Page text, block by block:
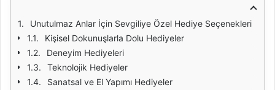
Unutulmaz Anlar İçin Sevgiliye Özel Hediye Seçenekleri
Kişisel Dokunuşlarla Dolu Hediyeler
Deneyim Hediyeleri
Teknolojik Hediyeler
Sanatsal ve El Yapımı Hediyeler